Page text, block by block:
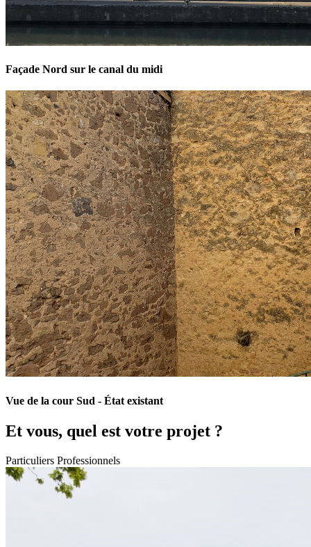
Façade Nord sur le canal du midi
Vue de la cour Sud - État existant
Et vous, quel est votre projet ?
Particuliers Professionnels